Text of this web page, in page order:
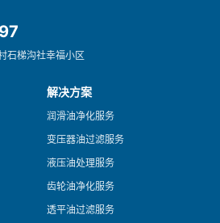
石梯沟社幸福小区
解决方案
润滑油净化服务
变压器油过滤服务
液压油处理服务
齿轮油净化服务
透平油过滤服务